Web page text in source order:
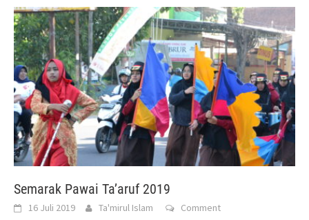
Semarak Pawai Ta’aruf 2019
16 Juli 2019 Ta'mirul Islam Comment